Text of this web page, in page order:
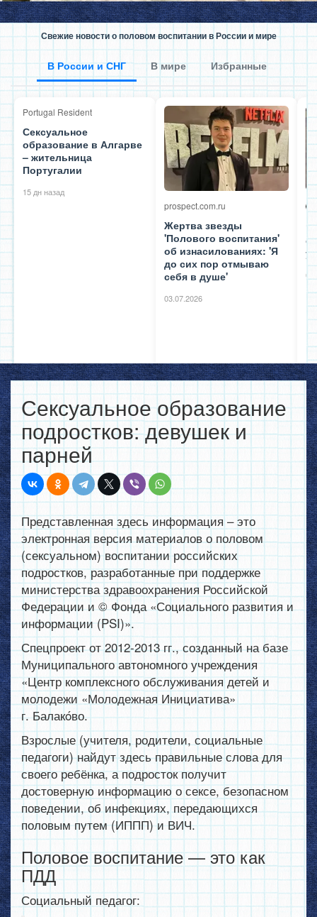
Свежие новости о половом воспитании в России и мире
В России и СНГ В мире Избранные
Portugal Resident
Сексуальное
образование в Алгарве
– жительница
Португалии
15 дн назад
prospect.com.ru
Жертва звезды
'Полового воспитания'
об изнасилованиях: 'Я
до сих пор отмываю
себя в душе'
03.07.2026
Сексуальное образование
подростков: девушек и
парней
Представленная здесь информация – это
электронная версия материалов о половом
(сексуальном) воспитании российских
подростков, разработанные при поддержке
министерства здравоохранения Российской
Федерации и © Фонда «Социального развития и
информации (PSI)».
Спецпроект от 2012-2013 гг., созданный на базе
Муниципального автономного учреждения
«Центр комплексного обслуживания детей и
молодежи «Молодежная Инициатива»
г. Балакóво.
Взрослые (учителя, родители, социальные
педагоги) найдут здесь правильные слова для
своего ребёнка, а подросток получит
достоверную информацию о сексе, безопасном
поведении, об инфекциях, передающихся
половым путем (ИППП) и ВИЧ.
Половое воспитание — это как
ПДД
Социальный педагог: